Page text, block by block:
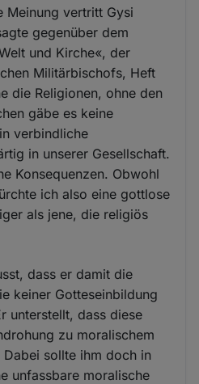
Meinung vertritt Gysi
gegenüber dem
und Kirche«, der
Militärbischofs, Heft
die Religionen, ohne den
gäbe es keine
verbindliche
in unserer Gesellschaft.
Konsequenzen. Obwohl
ich also eine gottlose
als jene, die religiös
dass er damit die
keiner Gotteseinbildung
unterstellt, dass diese
zu moralischem
sollte ihm doch in
unfassbare moralische